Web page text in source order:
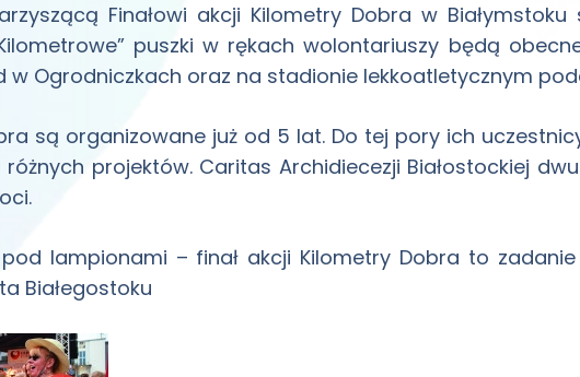
Finałowi akcji Kilometry Dobra w Białymstoku
puszki w rękach wolontariuszy będą
w Ogrodniczkach oraz na stadionie lekkoatletycznym
są organizowane już od 5 lat. Do tej pory ich
różnych projektów. Caritas Archidiecezji Białostockiej
lampionami – finał akcji Kilometry Dobra to
Białegostoku